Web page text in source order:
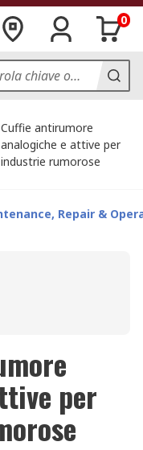
0
Cuffie antirumore
analogiche e attive per
industrie rumorose
Repair &
per